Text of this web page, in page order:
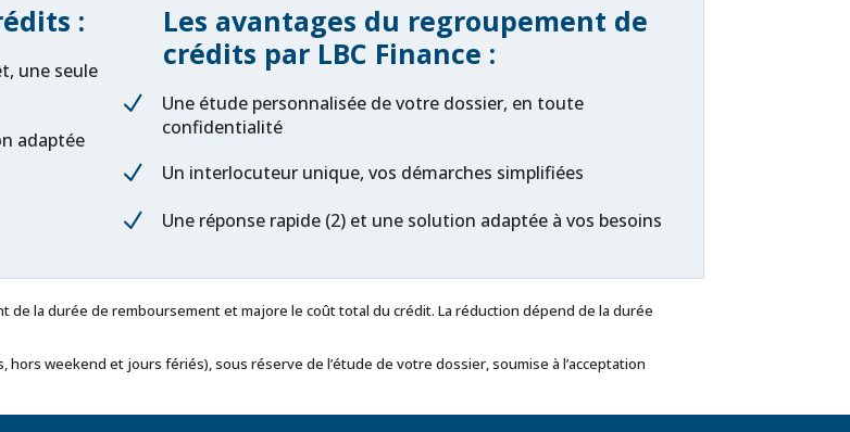
:
une seule
adaptée
Les avantages du regroupement de
crédits par LBC Finance :
N
Une étude personnalisée de votre dossier, en toute
confidentialité
N Un interlocuteur unique, vos démarches simplifiées
N Une réponse rapide (2) et une solution adaptée à vos besoins
de la durée de remboursement et majore le coût total du crédit. La réduction dépend de la durée
weekend et jours fériés), sous réserve de l’étude de votre dossier, soumise à l’acceptation